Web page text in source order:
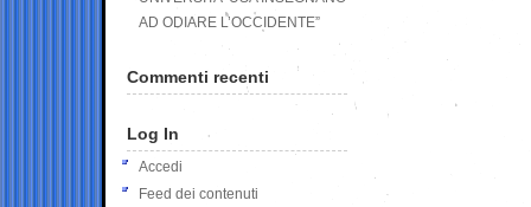
AD ODIARE L’OCCIDENTE”
Commenti recenti
Log In
Accedi
Feed dei contenuti